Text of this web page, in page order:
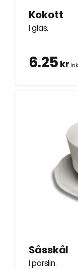
Kokott
I glas.
6.25 kr
Såsskål
I porslin.